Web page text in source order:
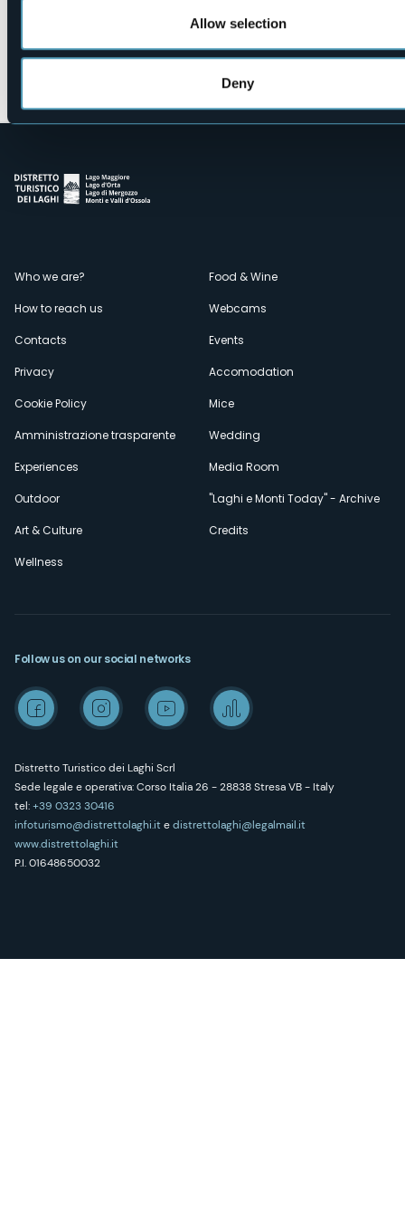
Allow selection
Deny
Menù
secondario
Who we are?
How to reach us
Contacts
Privacy
Cookie Policy
Amministrazione trasparente
Experiences
Outdoor
Art & Culture
Wellness
Food & Wine
Webcams
Events
Accomodation
Mice
Wedding
Media Room
"Laghi e Monti Today" - Archive
Credits
Distretto Turistico dei Laghi Scrl
Sede legale e operativa: Corso Italia 26 - 28838 Stresa VB - Italy
tel:+39 0323 30416
infoturismo@distrettolaghi.itedistrettolaghi@legalmail.it
www.distrettolaghi.it
P.I. 01648650032
Follow us on our social networks